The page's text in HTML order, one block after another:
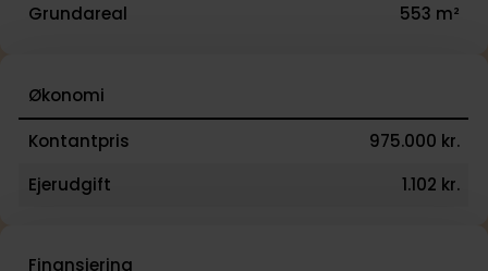
Grundareal
553 m²
Økonomi
Kontantpris
975.000 kr.
Ejerudgift
1.102 kr.
Finansiering